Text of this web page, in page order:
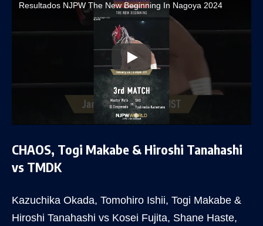
Resultados NJPW The New Beginning In Nagoya 2024
CHAOS, Togi Makabe & Hiroshi Tanahashi
vs TMDK
Kazuchika Okada, Tomohiro Ishii, Togi Makabe &
Hiroshi Tanahashi vs Kosei Fujita, Shane Haste,